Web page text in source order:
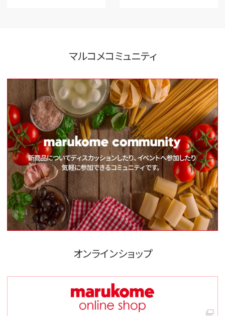
マルコメコミュニティ
オンラインショップ